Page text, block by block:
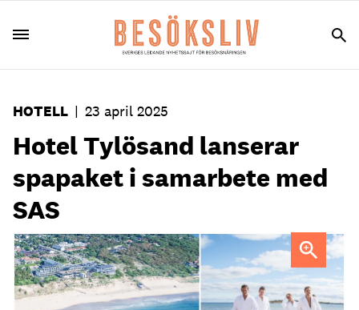
HOTELL | 23 april 2025
Hotel Tylösand lanserar
spapaket i samarbete med
SAS
FOTO: Hotel Tylösand